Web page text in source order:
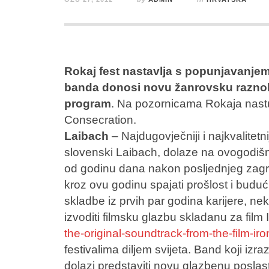
Rokaj fest nastavlja s
banda donosi novu žanrovsku
program. Na pozornicama Rokaja
Consecration.
Laibach – Najdugovječniji i
slovenski Laibach, dolaze na
od godinu dana nakon posljednjeg
kroz ovu godinu spajati prošlost i
skladbe iz prvih par godina karijere,
izvoditi filmsku glazbu skladanu za film
the-original-soundtrack-from-the-film-
festivalima diljem svijeta. Band koji
dolazi predstaviti novu glazbenu